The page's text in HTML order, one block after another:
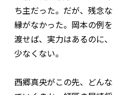
ち主だった。だが、残念
縁がなかった。岡本の例
渡せば、実力はあるのに
少なくない。
西郷真央がこの先、どん